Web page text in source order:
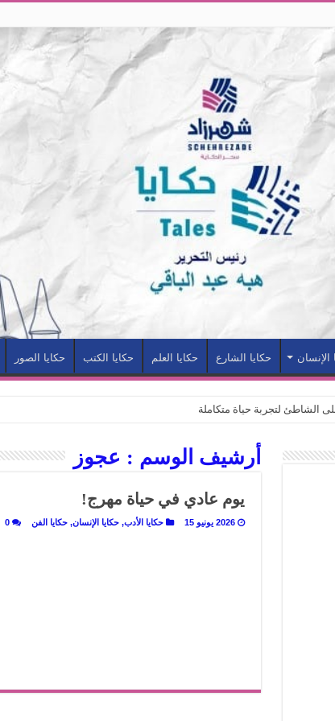
الإنسان حكايا الشارع حكايا العلم حكايا الكتب حكايا الصور
الشاطئ لتجربة حياة متكاملة
كيف يتحول المكان إلى بطل في روايات مريم عبد العزيز؟ (الجزء الأول)
أوروبا”.. قراءة جديدة لبدايات “الاستغراب”
أرشيف الوسم : عجوز
يوم عادي في حياة مهرج!
2026 يونيو 15 حكايا الأدب,حكايا الإنسان,حكايا الفن 0